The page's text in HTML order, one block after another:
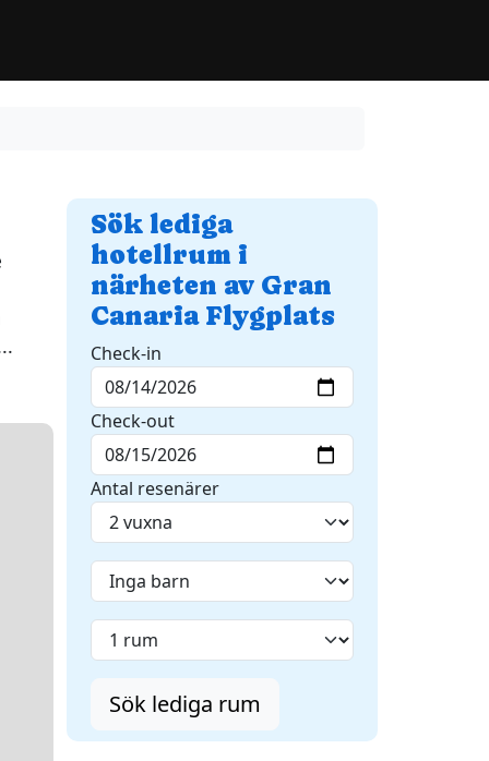
Sök lediga
hotellrum i
närheten av Gran
Canaria Flygplats
Check-in
Check-out
Antal resenärer
Sök lediga rum